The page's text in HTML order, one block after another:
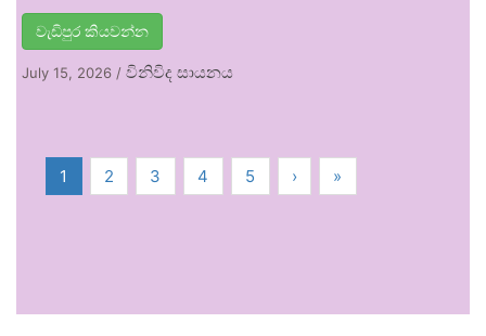
වැඩිපුර කියවන්න
July 15, 2026 / විනිවිද සායනය
1 2 3 4 5 › »